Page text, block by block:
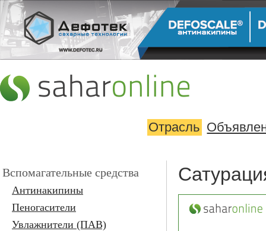
Отрасль
Вспомагательные средства
Антинакипины
Пеногасители
Увлажнители (ПАВ)